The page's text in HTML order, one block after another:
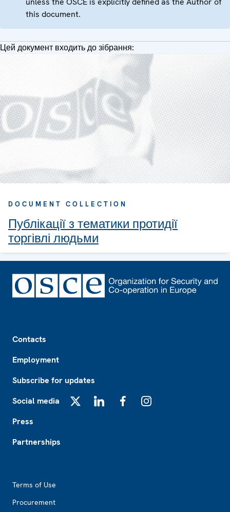
this document.
Цей документ входить до зібрання:
DOCUMENT COLLECTION
Публікації з тематики протидії
торгівлі людьми
Contacts
Employment
Subscribe for updates
Social media
Press
Partnerships
Terms of Use
Procurement